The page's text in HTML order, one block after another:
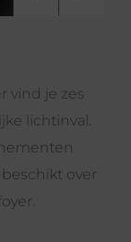
vind je zes
lichtinval.
over